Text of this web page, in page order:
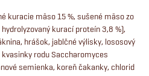
kuracie mäso 15 %, sušené mäso zo
kurací proteín 3,8 %),
hrášok, jablčné výlisky, lososový
rodu Saccharomyces
semienka, koreň čakanky, chlorid